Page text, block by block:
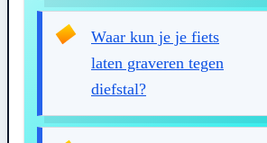
Waar kun je je fiets
laten graveren tegen
diefstal?